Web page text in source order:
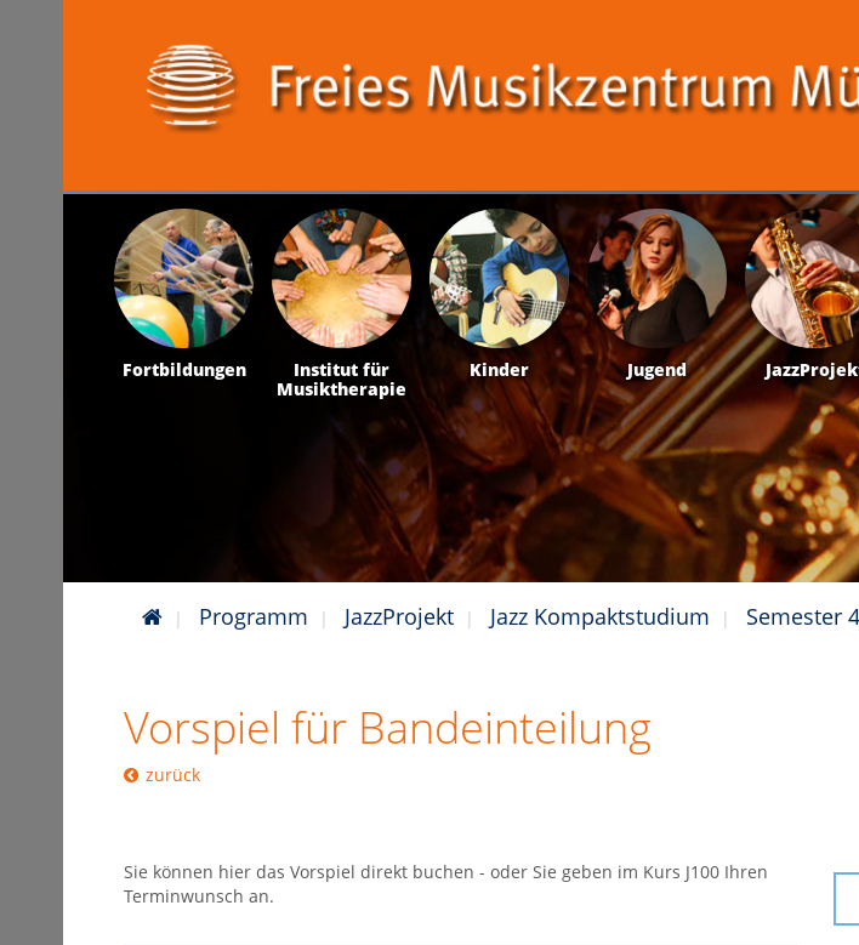
Fortbildungen
Institut für
Musiktherapie
Kinder Jugend
Programm JazzProjekt Jazz Kompaktstudium Semester 4
Vorspiel für Bandeinteilung
zurück
Sie können hier das Vorspiel direkt buchen - oder Sie geben im Kurs J100 Ihren
Terminwunsch an.